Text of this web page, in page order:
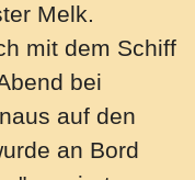
Melk.
mit dem Schiff
bei
auf den
an Bord